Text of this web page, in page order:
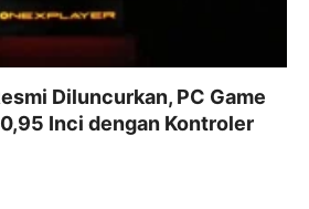
Diluncurkan, PC Game
Inci dengan Kontroler